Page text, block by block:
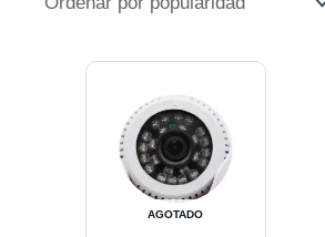
AGOTADO